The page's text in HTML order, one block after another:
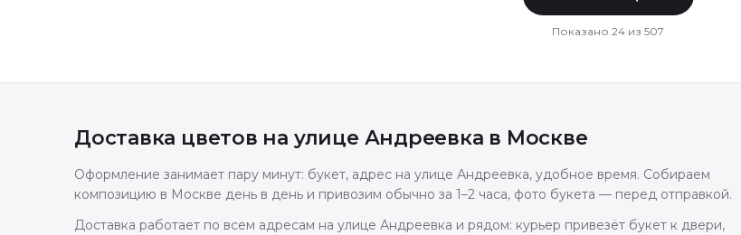
Показано 24 из 507
Доставка цветов на улице Андреевка в Москве
Оформление занимает пару минут: букет, адрес на улице Андреевка, удобное время. Собираем
композицию в Москве день в день и привозим обычно за 1–2 часа, фото букета — перед отправкой.
Доставка работает по всем адресам на улице Андреевка и рядом: курьер привезёт букет к двери,